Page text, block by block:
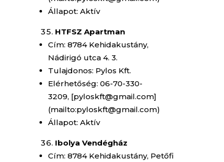
Állapot: Aktív
HTFSZ Apartman
Cím: 8784 Kehidakustány,
Nádirigó utca 4. 3.
Tulajdonos: Pylos Kft.
Elérhetőség: 06-70-330-
3209, [pyloskft@gmail.com]
(mailto:pyloskft@gmail.com)
Állapot: Aktív
Ibolya Vendégház
Cím: 8784 Kehidakustány, Petőfi